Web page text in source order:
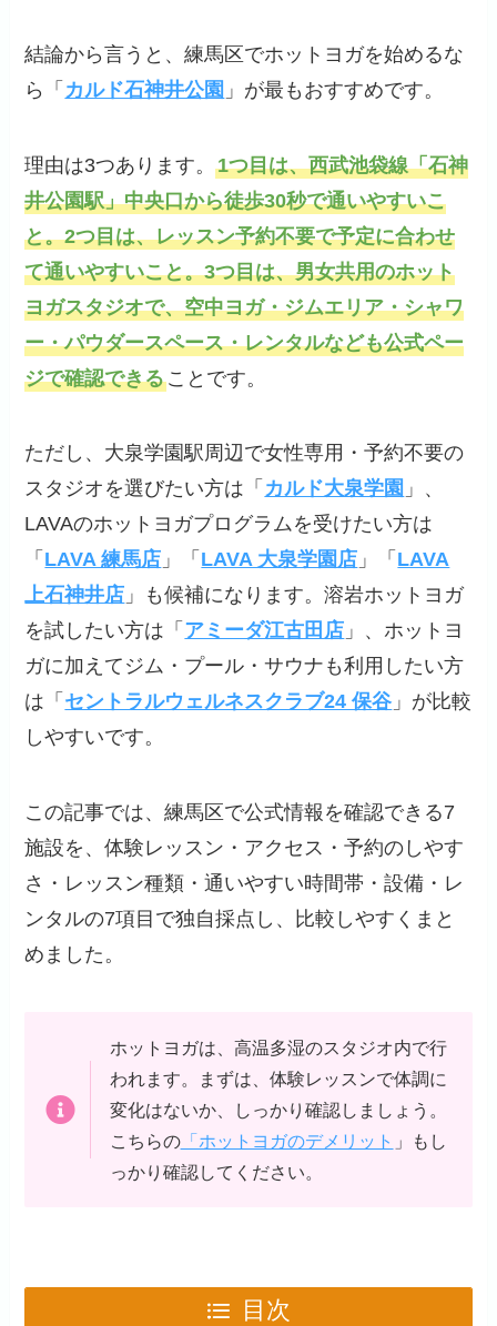
結論から言うと、練馬区でホットヨガを始めるな
ら「 カルド石神井公園 」が最もおすすめです。
理由は3つあります。1つ目は、西武池袋線「石神
井公園駅」中央口から徒歩30秒で通いやすいこ
と。2つ目は、レッスン予約不要で予定に合わせ
て通いやすいこと。3つ目は、男女共用のホット
ヨガスタジオで、空中ヨガ・ジムエリア・シャワ
ー・パウダースペース・レンタルなども公式ペー
ジで確認できることです。
ただし、大泉学園駅周辺で女性専用・予約不要の
スタジオを選びたい方は「 カルド大泉学園 」、
LAVAのホットヨガプログラムを受けたい方は
「 LAVA 練馬店 」「 LAVA 大泉学園店 」「 LAVA
上石神井店 」も候補になります。溶岩ホットヨガ
を試したい方は「 アミーダ江古田店 」、ホットヨ
ガに加えてジム・プール・サウナも利用したい方
は「 セントラルウェルネスクラブ24 保谷 」が比較
しやすいです。
この記事では、練馬区で公式情報を確認できる7
施設を、体験レッスン・アクセス・予約のしやす
さ・レッスン種類・通いやすい時間帯・設備・レ
ンタルの7項目で独自採点し、比較しやすくまと
めました。
ホットヨガは、高温多湿のスタジオ内で行
われます。まずは、体験レッスンで体調に
変化はないか、しっかり確認しましょう。
こちらの「ホットヨガのデメリット 」もし
っかり確認してください。
目次